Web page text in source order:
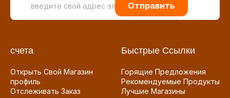
Отправить
счета
Открыть Свой Магазин
профиль
Отслеживать Заказ
Быстрые Ссылки
Горящие Предложения
Рекомендуемые Продукты
Лучшие Магазины